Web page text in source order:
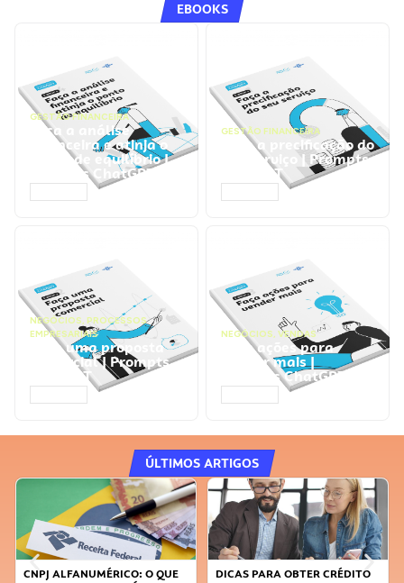
EBOOKS
GESTÃO FINANCEIRA
Faça a análise
financeira e atinja o
ponto de equilíbrio |
Prompts ChatGPT
GESTÃO FINANCEIRA
Faça a precificação do
seu serviço | Prompts
ChatGPT
NEGÓCIOS, PROCESSOS
EMPRESARIAIS
Faça uma proposta
comercial | Prompts
ChatGPT
NEGÓCIOS, VENDAS
Faça ações para
vender mais |
Prompts ChatGPT
ÚLTIMOS ARTIGOS
DICAS PARA OBTER CRÉDITO
FAÇA A DIFERENÇA: SEJA